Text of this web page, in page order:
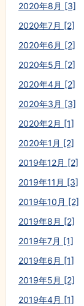
2020年8月 [3]
2020年7月 [2]
2020年6月 [2]
2020年5月 [2]
2020年4月 [2]
2020年3月 [3]
2020年2月 [1]
2020年1月 [2]
2019年12月 [2]
2019年11月 [3]
2019年10月 [2]
2019年8月 [2]
2019年7月 [1]
2019年6月 [1]
2019年5月 [2]
2019年4月 [1]